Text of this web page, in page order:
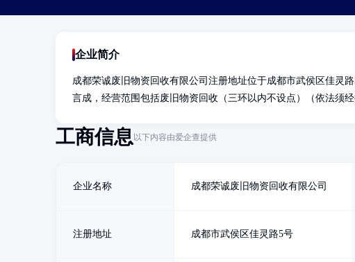
企业简介
成都荣诚废旧物资回收有限公司注册地址位于成都市武侯区佳灵
言成，经营范围包括废旧物资回收（三环以内不设点）（依法须
工商信息以下内容由爱企查提供
企业名称 成都荣诚废旧物资回收有限公司
注册地址 成都市武侯区佳灵路5号